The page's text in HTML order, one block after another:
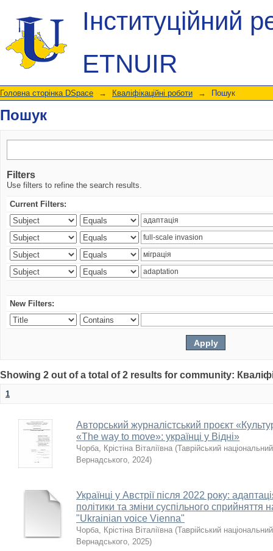
Інституційний
ETNUIR
Головна сторінка DSpace → Кваліфікаційні роботи → Пошук
Пошук
Filters
Use filters to refine the search results.
Current Filters:
New Filters:
Showing 2 out of a total of 2 results for community:
1
Авторський журналістський проєкт
«The way to move»: українці у Відні»
Чорба, Крістіна Віталіївна (Таврійський
Вернадського, 2024)
Українці у Австрії після 2022 року:
політики та зміни суспільного сприйняття
"Ukrainian voice Vienna"
Чорба, Крістіна Віталіївна (Таврійський
Вернадського, 2025)